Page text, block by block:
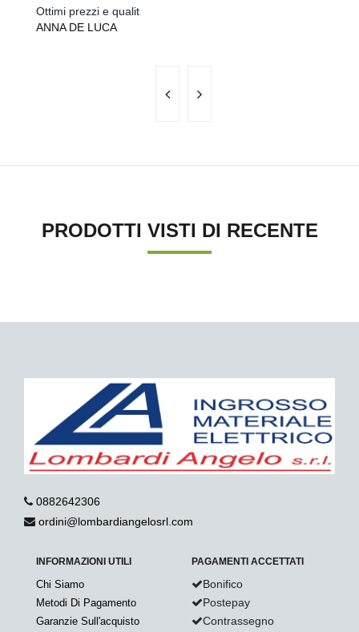
Ottimi prezzi e qualit
ANNA DE LUCA
PRODOTTI VISTI DI RECENTE
0882642306
ordini@lombardiangelosrl.com
INFORMAZIONI UTILI
Chi Siamo
Metodi Di Pagamento
Garanzie Sull'acquisto
PAGAMENTI ACCETTATI
Bonifico
Postepay
Contrassegno